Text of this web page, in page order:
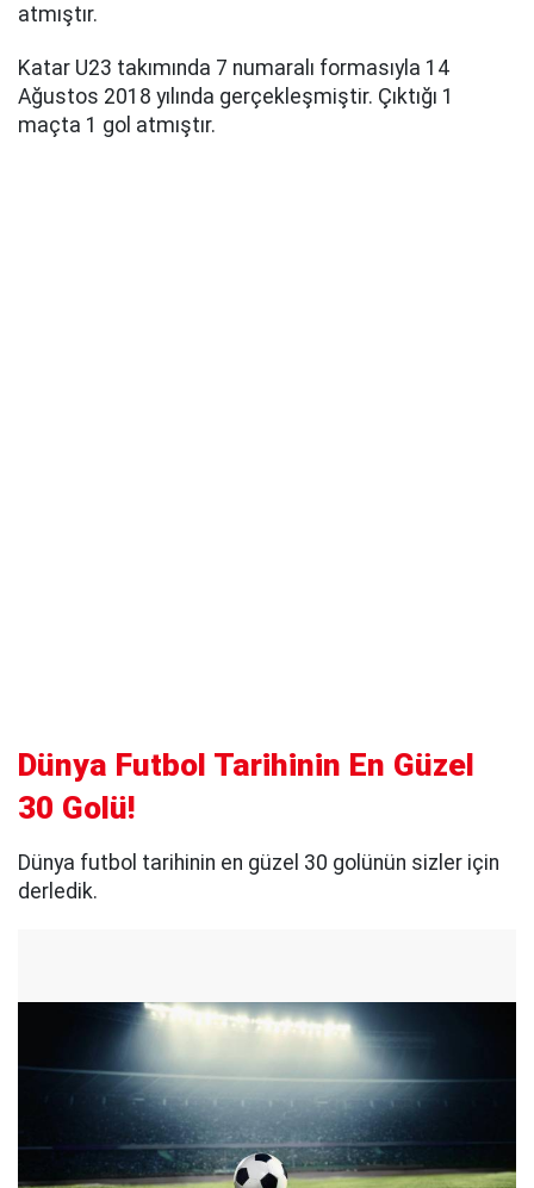
atmıştır.
Katar U23 takımında 7 numaralı formasıyla 14
Ağustos 2018 yılında gerçekleşmiştir. Çıktığı 1
maçta 1 gol atmıştır.
Dünya Futbol Tarihinin En Güzel
30 Golü!
Dünya futbol tarihinin en güzel 30 golünün sizler için
derledik.